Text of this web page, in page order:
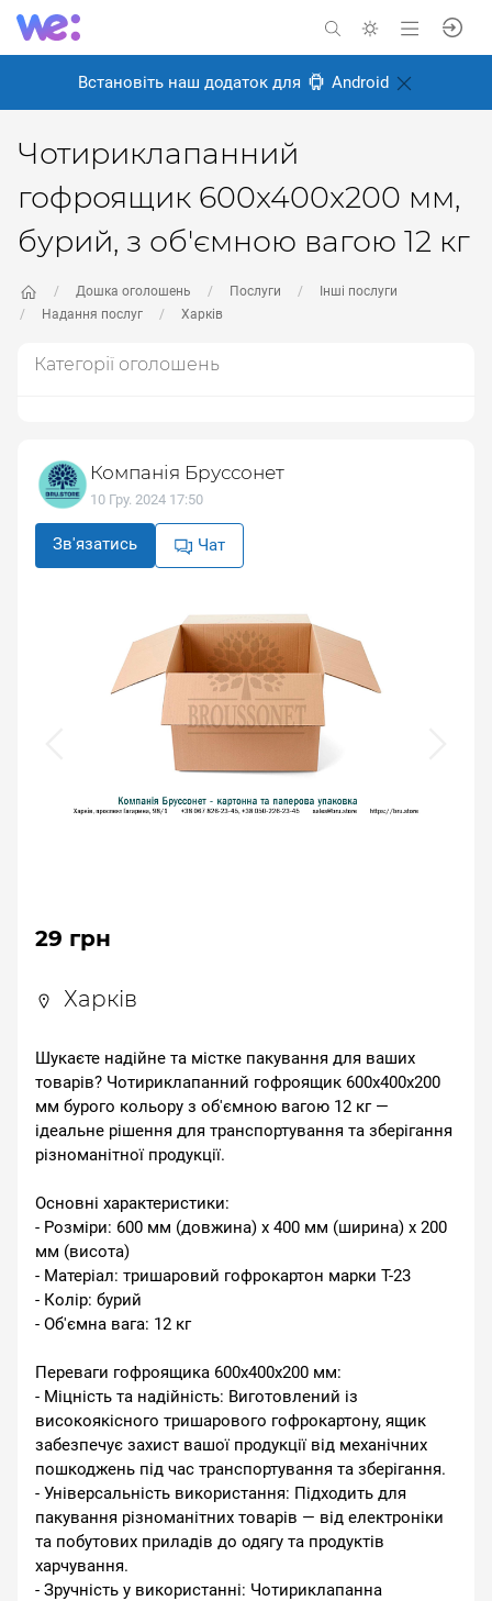
Встановіть наш додаток для Android
Чотириклапанний
гофроящик 600x400x200 мм,
бурий, з об'ємною вагою 12 кг
Дошка оголошень Послуги
Інші послуги
Надання послуг
Харків
Категорії оголошень
Компанія Бруссонет
10 Гру. 2024 17:50
Зв'язатись Чат
29 грн
Харків
Шукаєте надійне та містке пакування для ваших
товарів? Чотириклапанний гофроящик 600x400x200
мм бурого кольору з об'ємною вагою 12 кг —
ідеальне рішення для транспортування та зберігання
різноманітної продукції.
Основні характеристики:
- Розміри: 600 мм (довжина) x 400 мм (ширина) x 200
мм (висота)
- Матеріал: тришаровий гофрокартон марки Т-23
- Колір: бурий
- Об'ємна вага: 12 кг
Переваги гофроящика 600x400x200 мм:
- Міцність та надійність: Виготовлений із
високоякісного тришарового гофрокартону, ящик
забезпечує захист вашої продукції від механічних
пошкоджень під час транспортування та зберігання.
- Універсальність використання: Підходить для
пакування різноманітних товарів — від електроніки
та побутових приладів до одягу та продуктів
харчування.
- Зручність у використанні: Чотириклапанна